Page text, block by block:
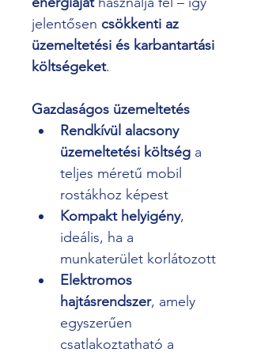
jelentősen csökkenti az
üzemeltetési és karbantartási
költségeket.
Gazdaságos üzemeltetés
Rendkívül alacsony
üzemeltetési költség a
teljes méretű mobil
rostákhoz képest
Kompakt helyigény,
ideális, ha a
munkaterület korlátozott
Elektromos
hajtásrendszer, amely
egyszerűen
csatlakoztatható a